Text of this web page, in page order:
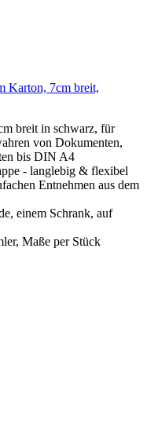
Karton, 7cm breit,
breit in schwarz, für
von Dokumenten,
bis DIN A4
- langlebig & flexibel
Entnehmen aus dem
einem Schrank, auf
Maße per Stück